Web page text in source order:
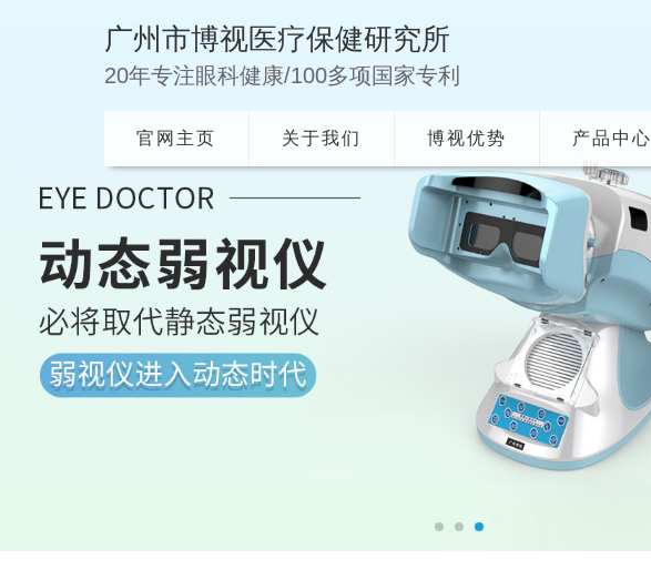
广州市博视医疗保健研究所
20年专注眼科健康/100多项国家专利
官网主页 关于我们 博视优势 产品中心